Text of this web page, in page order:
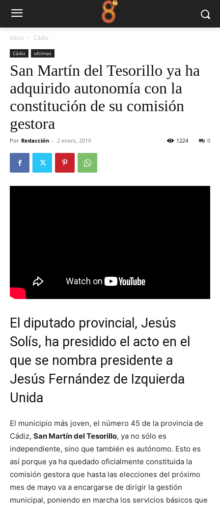
Inicio Cádiz
Cádiz ultimas
San Martín del Tesorillo ya ha
adquirido autonomía con la
constitución de su comisión
gestora
Por Redacción - 2 enero, 2019 0
1224
El diputado provincial, Jesús
Solís, ha presidido el acto en el
que se nombra presidente a
Jesús Fernández de Izquierda
Unida
El municipio más joven, el número 45 de la provincia de
Cádiz, San Martín del Tesorillo, ya no sólo es
independiente, sino que también es autónomo. Esto es
así porque ya ha quedado oficialmente constituida la
comisión gestora que hasta las elecciones del próximo
mes de mayo va a encargarse de dirigir la gestión
municipal, poniendo en marcha los servicios básicos que